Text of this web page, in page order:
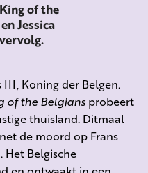
of the
Jessica
III, Koning der Belgen.
of the Belgians probeert
thuisland. Ditmaal
de moord op Frans
Het Belgische